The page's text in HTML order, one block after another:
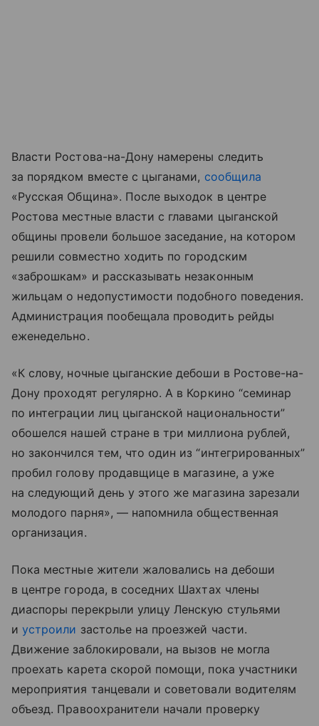
Власти Ростова-на-Дону намерены следить
за порядком вместе с цыганами, сообщила
«Русская Община». После выходок в центре
Ростова местные власти с главами цыганской
общины провели большое заседание, на котором
решили совместно ходить по городским
«заброшкам» и рассказывать незаконным
жильцам о недопустимости подобного поведения.
Администрация пообещала проводить рейды
еженедельно.
«К слову, ночные цыганские дебоши в Ростове-на-
Дону проходят регулярно. А в Коркино “семинар
по интеграции лиц цыганской национальности”
обошелся нашей стране в три миллиона рублей,
но закончился тем, что один из “интегрированных”
пробил голову продавщице в магазине, а уже
на следующий день у этого же магазина зарезали
молодого парня», — напомнила общественная
организация.
Пока местные жители жаловались на дебоши
в центре города, в соседних Шахтах члены
диаспоры перекрыли улицу Ленскую стульями
иустроили застолье на проезжей части.
Движение заблокировали, на вызов не могла
проехать карета скорой помощи, пока участники
мероприятия танцевали и советовали водителям
объезд. Правоохранители начали проверку